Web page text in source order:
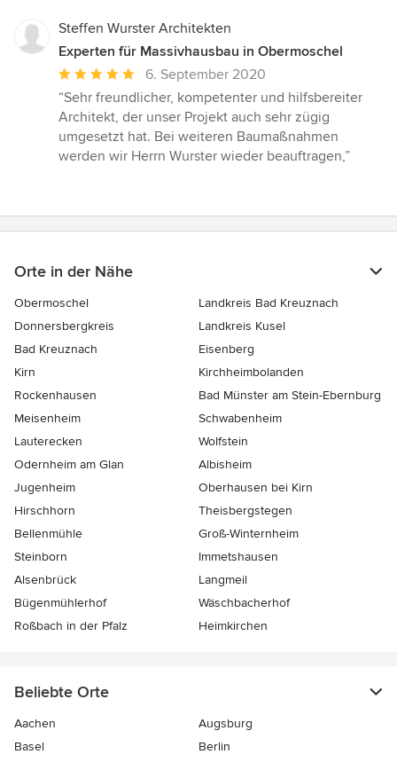
Steffen Wurster Architekten
Experten für Massivhausbau in Obermoschel
Durchschnittliche
Bewertung:
5
von
5
6. September 2020
“Sehr freundlicher, kompetenter und hilfsbereiter
Architekt, der unser Projekt auch sehr zügig
umgesetzt hat. Bei weiteren Baumaßnahmen
werden wir Herrn Wurster wieder beauftragen,”
Orte in der Nähe
Obermoschel
Landkreis Bad Kreuznach
Donnersbergkreis
Landkreis Kusel
Bad Kreuznach
Eisenberg
Kirn
Kirchheimbolanden
Rockenhausen
Bad Münster am Stein-Ebernburg
Meisenheim
Schwabenheim
Lauterecken
Wolfstein
Odernheim am Glan
Albisheim
Jugenheim
Oberhausen bei Kirn
Hirschhorn
Theisbergstegen
Bellenmühle
Groß-Winternheim
Steinborn
Immetshausen
Alsenbrück
Langmeil
Bügenmühlerhof
Wäschbacherhof
Roßbach in der Pfalz
Heimkirchen
Beliebte Orte
Aachen
Augsburg
Basel
Berlin